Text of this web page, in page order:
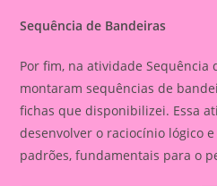
Sequência de Bandeiras
Por fim, na atividade Sequência
montaram sequências de
fichas que disponibilizei. Essa
desenvolver o raciocínio lógico
padrões, fundamentais para o